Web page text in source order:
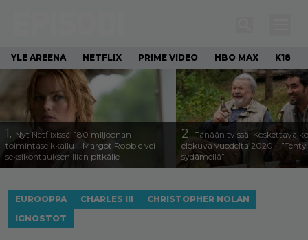
YLE AREENA NETFLIX PRIME VIDEO HBO MAX K18
1. Nyt Netflixissä: 180 miljoonan
toimintaseikkailu – Margot Robbie vei
seksikohtauksen liian pitkälle
2. Tänään tv:ssä: Koskettava
elokuva vuodelta 2020 – ”Tehty
sydämellä”
EUROOPPA CHARLES III
CHRISTOPHER NOLAN
IGNOSTOT